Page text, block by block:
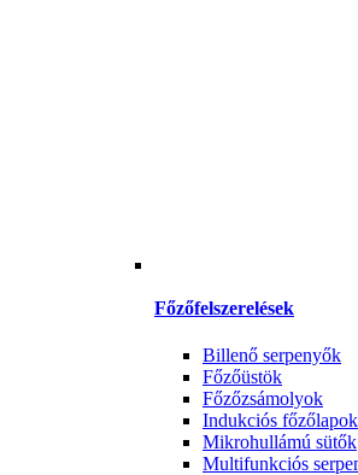
Főzőfelszerelések
Billenő serpenyők
Főzőüstök
Főzőzsámolyok
Indukciós főzőlapok
Mikrohullámú sütők
Multifunkciós